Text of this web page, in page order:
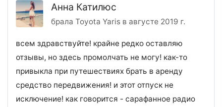
Анна Катилюс
брала Toyota Yaris в августе 2019 г.
всем здравствуйте! крайне редко оставляю
отзывы, но здесь промолчать не могу! как-то
привыкла при путешествиях брать в аренду
средство передвижения! и этот отпуск не
исключение! как говорится - сарафанное радио